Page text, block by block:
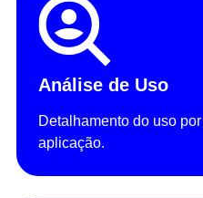
Análise de Uso
Detalhamento do uso
aplicação.